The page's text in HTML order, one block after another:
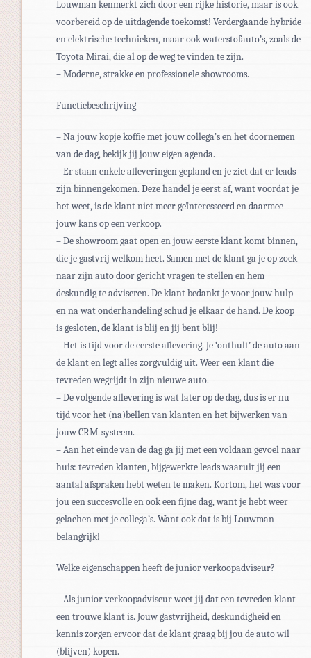
Louwman kenmerkt zich door een rijke historie, maar is ook
voorbereid op de uitdagende toekomst! Verdergaande hybride
en elektrische technieken, maar ook waterstofauto’s, zoals de
Toyota Mirai, die al op de weg te vinden te zijn.
– Moderne, strakke en professionele showrooms.
Functiebeschrijving
– Na jouw kopje koffie met jouw collega’s en het doornemen
van de dag, bekijk jij jouw eigen agenda.
– Er staan enkele afleveringen gepland en je ziet dat er leads
zijn binnengekomen. Deze handel je eerst af, want voordat je
het weet, is de klant niet meer geïnteresseerd en daarmee
jouw kans op een verkoop.
– De showroom gaat open en jouw eerste klant komt binnen,
die je gastvrij welkom heet. Samen met de klant ga je op zoek
naar zijn auto door gericht vragen te stellen en hem
deskundig te adviseren. De klant bedankt je voor jouw hulp
en na wat onderhandeling schud je elkaar de hand. De koop
is gesloten, de klant is blij en jij bent blij!
– Het is tijd voor de eerste aflevering. Je ‘onthult’ de auto aan
de klant en legt alles zorgvuldig uit. Weer een klant die
tevreden wegrijdt in zijn nieuwe auto.
– De volgende aflevering is wat later op de dag, dus is er nu
tijd voor het (na)bellen van klanten en het bijwerken van
jouw CRM-systeem.
– Aan het einde van de dag ga jij met een voldaan gevoel naar
huis: tevreden klanten, bijgewerkte leads waaruit jij een
aantal afspraken hebt weten te maken. Kortom, het was voor
jou een succesvolle en ook een fijne dag, want je hebt weer
gelachen met je collega’s. Want ook dat is bij Louwman
belangrijk!
Welke eigenschappen heeft de junior verkoopadviseur?
– Als junior verkoopadviseur weet jij dat een tevreden klant
een trouwe klant is. Jouw gastvrijheid, deskundigheid en
kennis zorgen ervoor dat de klant graag bij jou de auto wil
(blijven) kopen.